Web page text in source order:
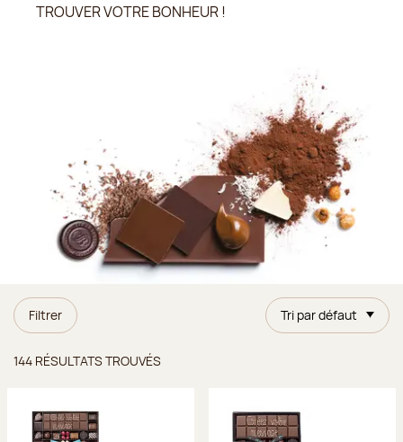
TROUVER VOTRE BONHEUR !
Filtrer Tri par défaut
144 RÉSULTATS TROUVÉS